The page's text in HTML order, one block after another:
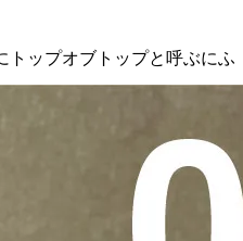
トップオブトップと呼ぶにふ